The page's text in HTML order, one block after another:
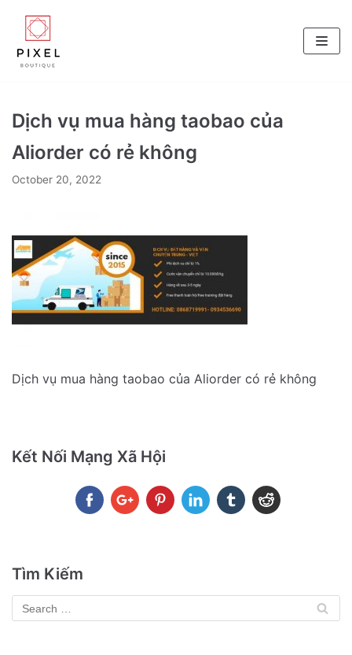
Skip
to
content
Dịch vụ mua hàng taobao của
Aliorder có rẻ không
October 20, 2022
Dịch vụ mua hàng taobao của Aliorder có rẻ không
Kết Nối Mạng Xã Hội
Tìm Kiếm